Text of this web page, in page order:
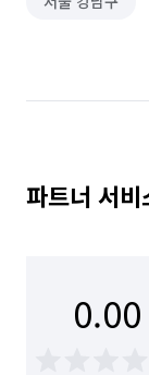
파트너 서
0.00